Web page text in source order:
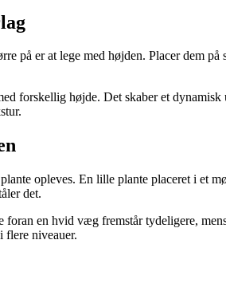
på er at lege med højden. Placer dem
forskellig højde. Det skaber et
opleves. En lille plante placeret i et
det.
en hvid væg fremstår tydeligere,
flere niveauer.